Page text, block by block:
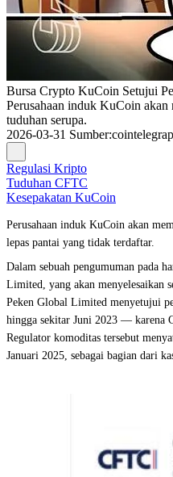
Bursa Crypto KuCoin Setujui
Perusahaan induk KuCoin
tuduhan serupa.
2026-03-31 Sumber:
Regulasi Kripto
Tuduhan CFTC
Kesepakatan KuCoin
Perusahaan induk KuCoin akan
lepas pantai yang tidak terdaftar.
Dalam sebuah pengumuman pada
Limited, yang akan menyelesaikan
Peken Global Limited menyetujui
hingga sekitar Juni 2023 — karena
Regulator komoditas tersebut
Januari 2025, sebagai bagian dari